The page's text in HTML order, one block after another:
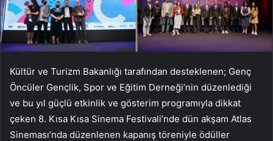
Kültür ve Turizm Bakanlığı tarafından desteklenen; Genç
Öncüler Gençlik, Spor ve Eğitim Derneği’nin düzenlediği
ve bu yıl güçlü etkinlik ve gösterim programıyla dikkat
çeken 8. Kısa Kısa Sinema Festivali’nde dün akşam Atlas
Sineması’nda düzenlenen kapanış töreniyle ödüller